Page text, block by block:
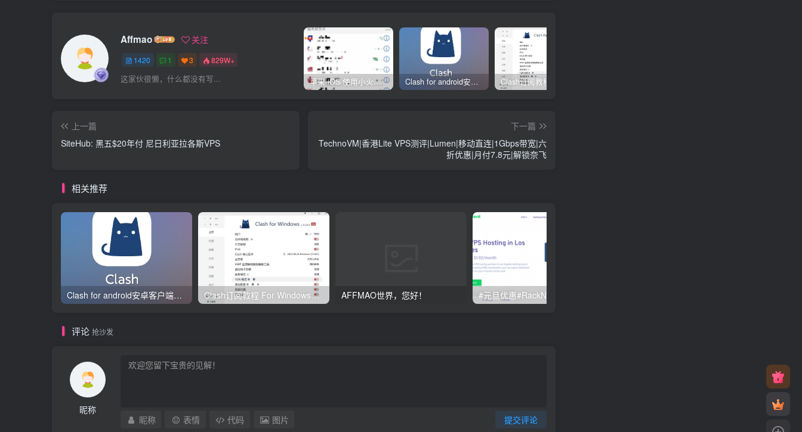
Affmao 关注
1420 1 3 829W+
这家伙很懒，什么都没有写... 苹果 iOS 使用小火箭(shadowrocket)新手教程 Clash for android安卓客户端保姆级新手使用教程
上一篇
SiteHub: 黑五$20年付 尼日利亚拉各斯VPS
下一篇
TechnoVM|香港Lite VPS测评|Lumen|移动直连|1Gbps带宽|六
折优惠|月付7.8元|解锁奈飞
相关推荐
Clash for android安卓客户端保姆级新手使用教程 Clash订阅教程 For Windows中文使用图文教程 AFFMAO世界，您好！
评论 抢沙发
昵称
提交评论
昵称 表情 代码 图片